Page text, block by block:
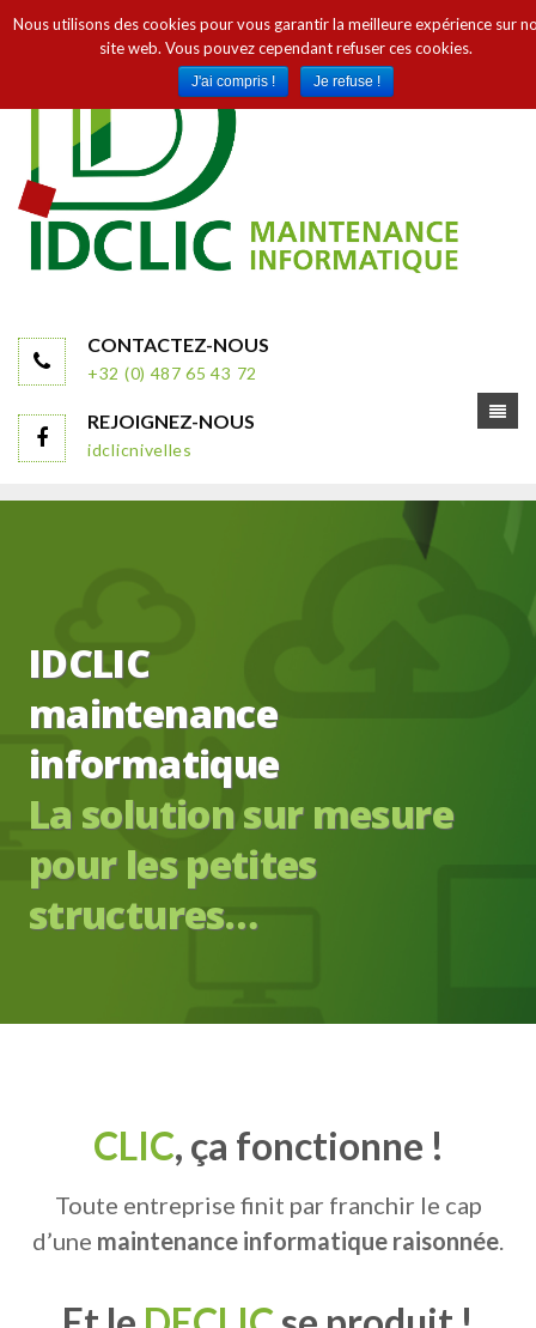
CONTACTEZ-NOUS
+32 (0) 487 65 43 72
REJOIGNEZ-NOUS
idclicnivelles
IDCLIC
maintenance
informatique
La solution sur mesure
pour les petites
structures…
CLIC, ça fonctionne !
Toute entreprise finit par franchir le cap
d’une maintenance informatique raisonnée.
Nous utilisons des cookies pour vous garantir la meilleure expérience sur
site web. Vous pouvez cependant refuser ces cookies.
J'ai compris ! Je refuse !